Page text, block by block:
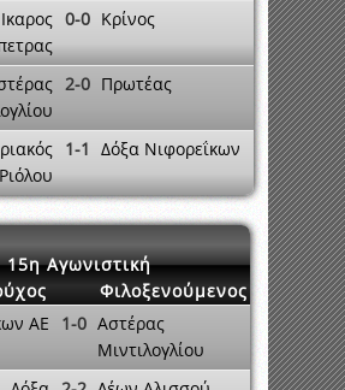
Ικαρος 0-0 Κρίνος
2-0 Πρωτέας
Ριόλου
1-1 Δόξα Νιφορεΐκων
15η Αγωνιστική
Φιλοξενούμενος
ΑΕ
1-0 Αστέρας
Μιντιλογλίου